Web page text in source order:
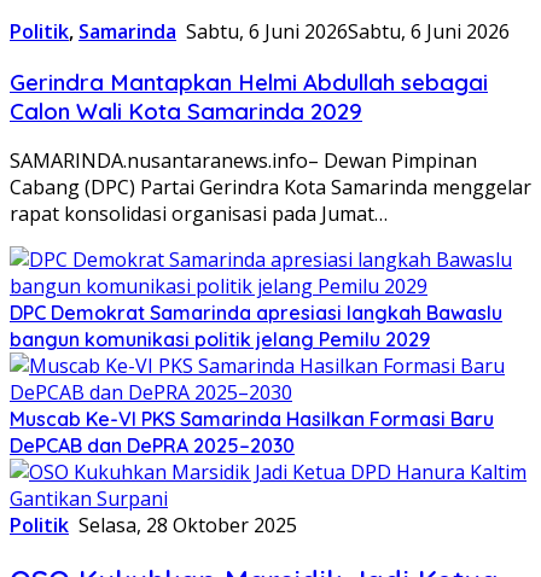
Politik, Samarinda Sabtu, 6 Juni 2026Sabtu, 6 Juni 2026
Gerindra Mantapkan Helmi Abdullah sebagai
Calon Wali Kota Samarinda 2029
SAMARINDA.nusantaranews.info– Dewan Pimpinan
Cabang (DPC) Partai Gerindra Kota Samarinda menggelar
rapat konsolidasi organisasi pada Jumat…
DPC Demokrat Samarinda apresiasi langkah Bawaslu
bangun komunikasi politik jelang Pemilu 2029
Muscab Ke-VI PKS Samarinda Hasilkan Formasi Baru
DePCAB dan DePRA 2025–2030
Politik Selasa, 28 Oktober 2025